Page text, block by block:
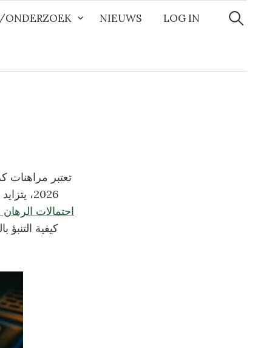
NIEUWS LOG IN
Zoeken
naar:
تعتبر مراهنات
2026، يتزايد اهتمام مشجعي اللعبة بفرص الرهان على المباريات، خاصة عندما يتعلق الأمر ب
احتمالات
كيفية